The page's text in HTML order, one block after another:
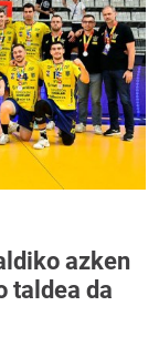
azken
taldea da